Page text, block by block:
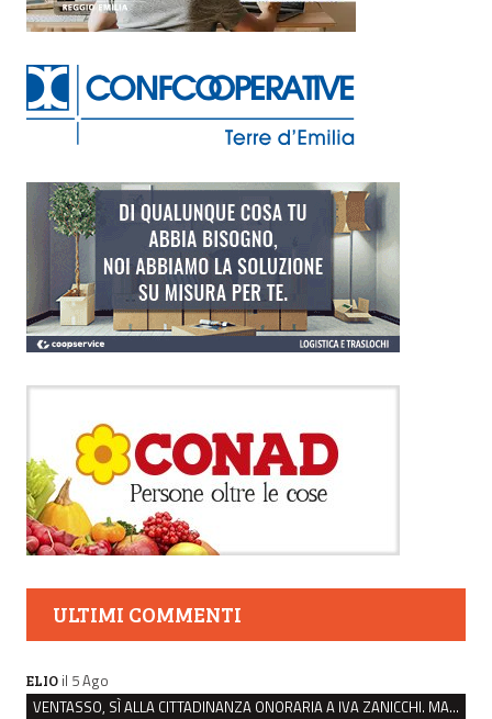
ULTIMI COMMENTI
ELIO il 5 Ago
VENTASSO, SÌ ALLA CITTADINANZA ONORARIA A IVA ZANICCHI. MA BARGIACCHI: “È DI PESSIMO GUSTO”